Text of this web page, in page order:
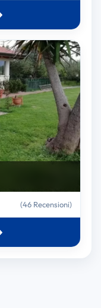
(46 Recensioni)